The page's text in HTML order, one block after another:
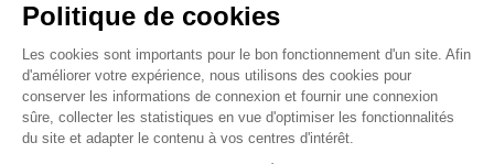
Suivez-nous
Politique de cookies
Les cookies sont importants pour le bon fonctionnement d'un site. Afin
d'améliorer votre expérience, nous utilisons des cookies pour
conserver les informations de connexion et fournir une connexion
sûre, collecter les statistiques en vue d'optimiser les fonctionnalités
du site et adapter le contenu à vos centres d'intérêt.